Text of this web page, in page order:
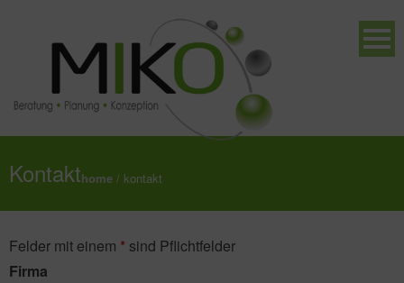
Kontakthome / kontakt
Felder mit einem * sind Pflichtfelder
Firma